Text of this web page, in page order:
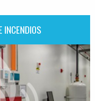
Información
INCENDIOS